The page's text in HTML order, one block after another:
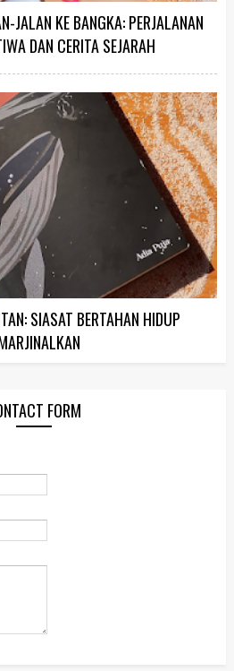
JALAN KE BANGKA: PERJALANAN
DAN CERITA SEJARAH
SIASAT BERTAHAN HIDUP
FORM